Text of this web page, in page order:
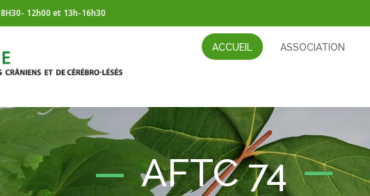
8H30- 12h00 et 13h-16h30
ACCUEIL ASSOCIATION
AFTC 74